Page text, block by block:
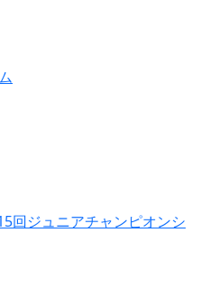
回ジュニアチャンピオンシ